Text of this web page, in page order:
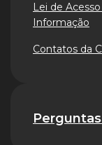
Lei de Acesso
Informação
Contatos da